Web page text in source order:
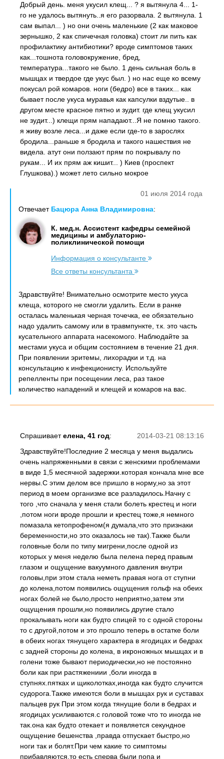
Добрый день. меня укусил клещ... ? я вытянула 4... 1-
го не удалось вытянуть..я его разорвала. 2 вытянула. 1
сам выпал... ) но они очень маленькие (2 как маковое
зернышко, 2 как спичечная головка) стоит ли пить как
профилактику антибиотики? вроде симптомов таких
как...тошнота головокружение, бред,
температура...такого не было. 1 день сильная боль в
мышцах и твердое где укус был. ) но нас еще ко всему
покусал рой комаров. ноги (бедро) все в таких... как
бывает после укуса муравья как капсулки вздутые.. в
другом месте красное пятно и зудит. где клещ укусил
не зудит...) клещи прям нападают...Я не помню такого.
я живу возле леса...и даже если где-то в зарослях
бродила...раньше я бродила и такого нашествия не
видела. атут они ползают прям по покрывалу по
рукам... И их прям аж кишит... ) Киев (проспект
Глушкова).) может лето сильно мокрое
01 июля 2014 года
Отвечает Бацюра Анна Владимировна:
К. мед.н. Ассистент кафедры семейной
медицины и амбулаторно-
поликлинической помощи
Информация о консультанте
Все ответы консультанта
Здравствуйте! Внимательно осмотрите место укуса
клеща, которого не смогли удалить. Если в ранке
осталась маленькая черная точечка, ее обязательно
надо удалить самому или в травмпункте, т.к. это часть
кусательного аппарата насекомого. Наблюдайте за
местами укуса и общим состоянием в течение 21 дня.
При появлении эритемы, лихорадки и т.д. на
консультацию к инфекционисту. Используйте
репелленты при посещении леса, раз такое
количество нападений и клещей и комаров на вас.
2014-03-21 08:13:16
Спрашиваетелена, 41 год:
Здравствуйте!Последние 2 месяца у меня выдались
очень напряженными в связи с женскими проблемами
в виде 1,5 месячной задержки.которая кончала мне все
нервы.С этим делом все пришло в норму,но за этот
период в моем организме все разладилось.Начну с
того ,что сначала у меня стали болеть крестец и ноги
,потом ноги вроде прошли и крестец тоже,я немного
помазала кетопрофеном(я думала,что это признаки
беременности,но это оказалось не так).Также были
головные боли по типу мигрени,после одной из
которых у меня неделю была пелена перед правым
глазом и ощущение вакуумного давления внутри
головы,при этом стала неметь правая нога от ступни
до колена,потом появились ощущения гольф на обеих
ногах болей не было,просто неприятно,затем эти
ощущения прошли,но появились другие стало
прокалывать ноги как будто спицей то с одной стороны
то с другой,потом и это прошло теперь в остатке боли
в обеих ногах тянущего характера в ягодицах и бедрах
с задней стороны до колена, в икроножных мышцах и в
голени тоже бывают периодически,но не постоянно
боли как при растяжениии ,боли иногда в
ступнях.пятках и щиколотках,иногда как будто случится
судорога.Также имеются боли в мышцах рук и суставах
пальцев рук При этом когда тянущие боли в бедрах и
ягодицах усиливаются.с головой тоже что то иногда не
так.она как будто отекает и появляется секундное
ощущение бешенства ,правда отпускает быстро,но
ноги так и болят.При чем какие то симптомы
прибавляются,то есть сперва были попа и